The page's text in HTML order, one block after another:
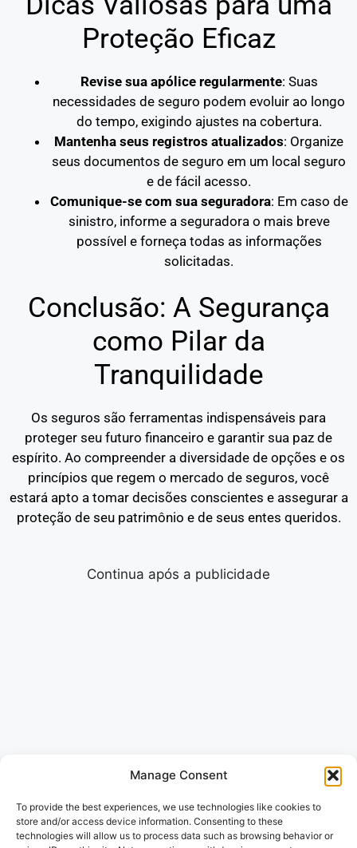
Manage Consent
To provide the best experiences, we use technologies like cookies to
store and/or access device information. Consenting to these
technologies will allow us to process data such as browsing behavior or
Proteção Eficaz
Revise sua apólice regularmente: Suas
necessidades de seguro podem evoluir ao longo
do tempo, exigindo ajustes na cobertura.
Mantenha seus registros atualizados: Organize
seus documentos de seguro em um local seguro
e de fácil acesso.
Comunique-se com sua seguradora: Em caso de
sinistro, informe a seguradora o mais breve
possível e forneça todas as informações
solicitadas.
Conclusão: A Segurança
como Pilar da
Tranquilidade
Os seguros são ferramentas indispensáveis para
proteger seu futuro financeiro e garantir sua paz de
espírito. Ao compreender a diversidade de opções e os
princípios que regem o mercado de seguros, você
estará apto a tomar decisões conscientes e assegurar a
proteção de seu patrimônio e de seus entes queridos.
Continua após a publicidade